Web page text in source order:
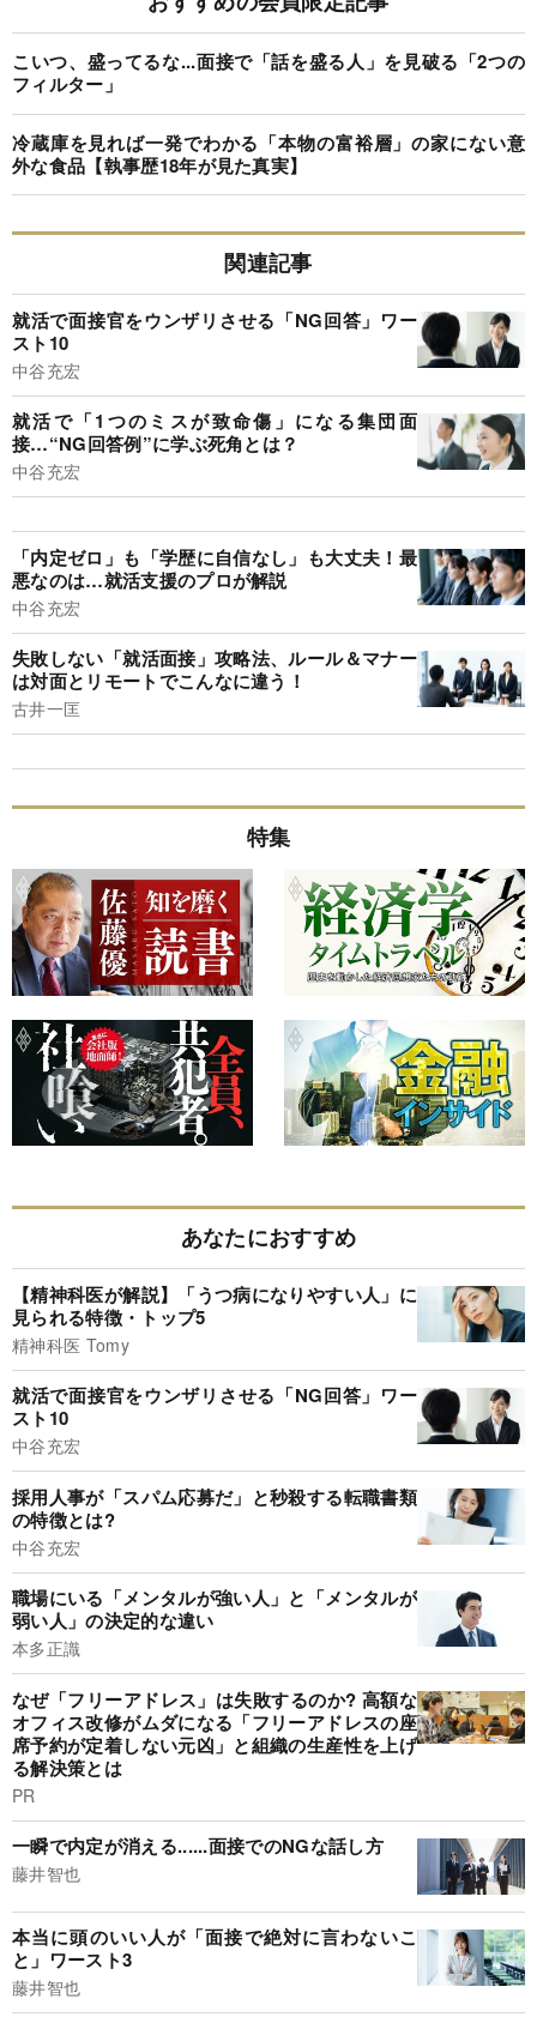
こいつ、盛ってるな...面接で「話を盛る人」を見破る「2つの
フィルター」
冷蔵庫を見れば一発でわかる「本物の富裕層」の家にない意
外な食品【執事歴18年が見た真実】
関連記事
就活で面接官をウンザリさせる「NG回答」ワー
スト10
中谷充宏
就活で「1つのミスが致命傷」になる集団面
接…“NG回答例”に学ぶ死角とは？
中谷充宏
「内定ゼロ」も「学歴に自信なし」も大丈夫！最
悪なのは…就活支援のプロが解説
中谷充宏
失敗しない「就活面接」攻略法、ルール＆マナー
は対面とリモートでこんなに違う！
古井一匡
特集
あなたにおすすめ
【精神科医が解説】「うつ病になりやすい人」に
見られる特徴・トップ5
精神科医 Tomy
就活で面接官をウンザリさせる「NG回答」ワー
スト10
中谷充宏
採用人事が「スパム応募だ」と秒殺する転職書類
の特徴とは?
中谷充宏
職場にいる「メンタルが強い人」と「メンタルが
弱い人」の決定的な違い
本多正識
なぜ「フリーアドレス」は失敗するのか? 高額な
オフィス改修がムダになる「フリーアドレスの座
席予約が定着しない元凶」と組織の生産性を上げ
る解決策とは
PR
一瞬で内定が消える......面接でのNGな話し方
藤井智也
本当に頭のいい人が「面接で絶対に言わないこ
と」ワースト3
藤井智也